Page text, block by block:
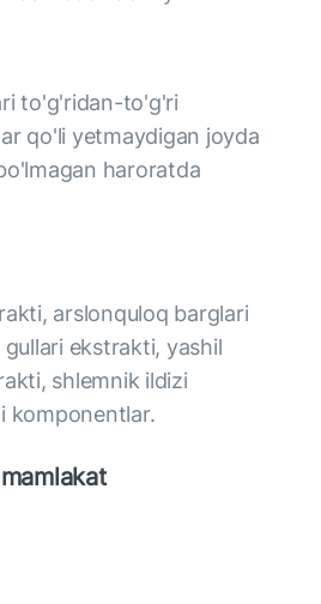
to'g'ridan-to'g'ri
qo'li yetmaydigan joyda
haroratda
arslonquloq barglari
ekstrakti, yashil
shlemnik ildizi
komponentlar.